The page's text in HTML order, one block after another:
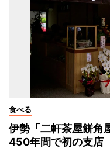
食べる
伊勢「二軒茶屋餅
450年間で初の支店